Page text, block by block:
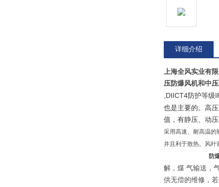
详细介绍
上海全风实业有
压防爆风机和中
,DIICT4防护
也是主要的。高
值，有静压、动
采用高速、耐高温的
并且利于散热。
防
解，煤 气输送，
供无偿的维修，